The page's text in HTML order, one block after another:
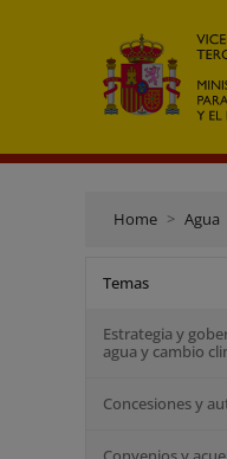
Home Agua
Temas
Estrategia y
agua y cambio
Concesiones y